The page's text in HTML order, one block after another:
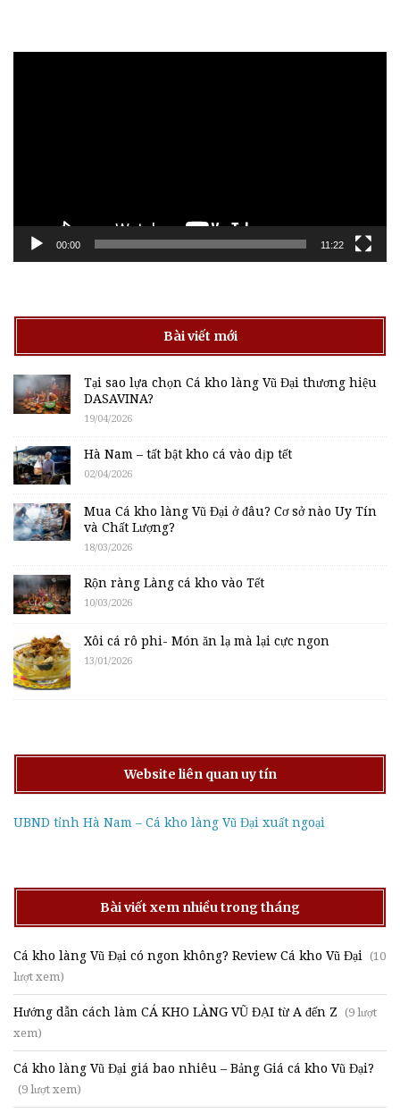
00:00 11:22
Bài viết mới
Tại sao lựa chọn Cá kho làng Vũ Đại thương hiệu
DASAVINA?
19/04/2026
Hà Nam – tất bật kho cá vào dịp tết
02/04/2026
Mua Cá kho làng Vũ Đại ở đâu? Cơ sở nào Uy Tín
và Chất Lượng?
18/03/2026
Rộn ràng Làng cá kho vào Tết
10/03/2026
Xôi cá rô phi- Món ăn lạ mà lại cực ngon
13/01/2026
Website liên quan uy tín
UBND tỉnh Hà Nam – Cá kho làng Vũ Đại xuất ngoại
Bài viết xem nhiều trong tháng
Cá kho làng Vũ Đại có ngon không? Review Cá kho Vũ Đại (10
lượt xem)
Hướng dẫn cách làm CÁ KHO LÀNG VŨ ĐẠI từ A đến Z (9 lượt
xem)
Cá kho làng Vũ Đại giá bao nhiêu – Bảng Giá cá kho Vũ Đại?
(9 lượt xem)